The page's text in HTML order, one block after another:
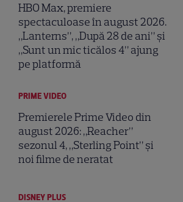
HBO Max, premiere
spectaculoase în august 2026.
„Lanterns”, „După 28 de ani” și
„Sunt un mic ticălos 4” ajung
pe platformă
PRIME VIDEO
Premierele Prime Video din
august 2026: „Reacher”
sezonul 4, „Sterling Point” și
noi filme de neratat
DISNEY PLUS